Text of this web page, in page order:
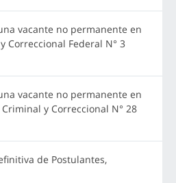
vacante no permanente en
Correccional Federal N° 3
vacante no permanente en
y Correccional N° 28
de Postulantes,